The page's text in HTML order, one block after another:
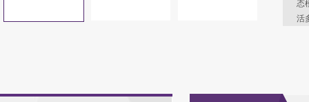
态
活